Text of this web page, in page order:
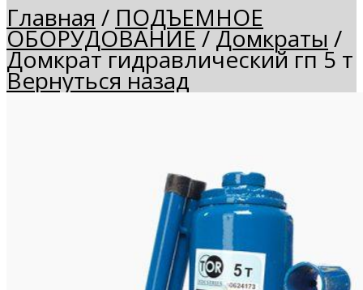
Главная / ПОДЪЕМНОЕ
ОБОРУДОВАНИЕ/Домкраты /
Домкрат гидравлический гп 5 т
Вернуться назад